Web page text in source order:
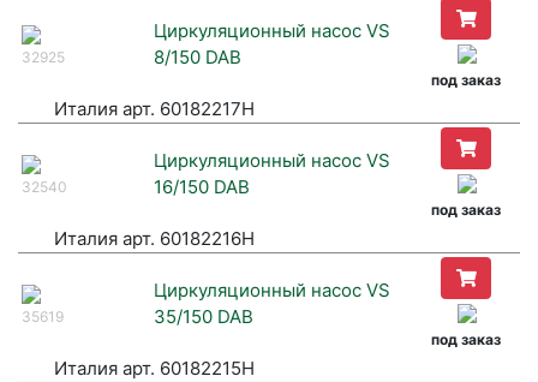
32925
Циркуляционный насос VS
8/150 DAB
под заказ
Италия арт. 60182217H
32540
Циркуляционный насос VS
16/150 DAB
под заказ
Италия арт. 60182216H
35619
Циркуляционный насос VS
35/150 DAB
под заказ
Италия арт. 60182215H